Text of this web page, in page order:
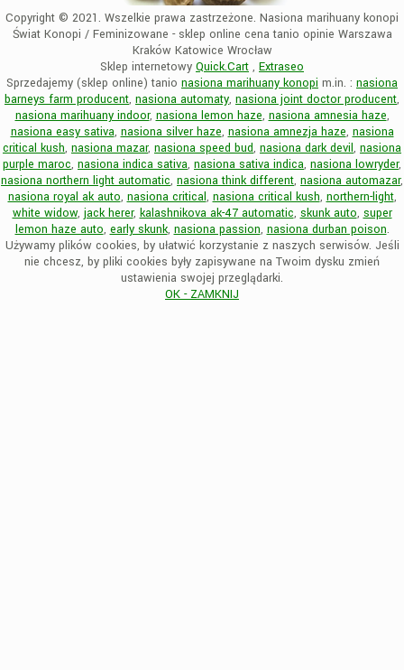
Copyright © 2021. Wszelkie prawa zastrzeżone. Nasiona marihuany konopi
Świat Konopi / Feminizowane - sklep online cena tanio opinie Warszawa
Kraków Katowice Wrocław
Sklep internetowy Quick.Cart , Extraseo
Sprzedajemy (sklep online) tanio nasiona marihuany konopi m.in. : nasiona
barneys farm producent, nasiona automaty, nasiona joint doctor producent,
nasiona marihuany indoor, nasiona lemon haze, nasiona amnesia haze,
nasiona easy sativa, nasiona silver haze, nasiona amnezja haze, nasiona
critical kush, nasiona mazar, nasiona speed bud, nasiona dark devil, nasiona
purple maroc, nasiona indica sativa, nasiona sativa indica, nasiona lowryder,
nasiona northern light automatic, nasiona think different, nasiona automazar,
nasiona royal ak auto, nasiona critical, nasiona critical kush, northern-light,
white widow, jack herer, kalashnikova ak-47 automatic, skunk auto, super
lemon haze auto, early skunk, nasiona passion, nasiona durban poison.
Używamy plików cookies, by ułatwić korzystanie z naszych serwisów. Jeśli
nie chcesz, by pliki cookies były zapisywane na Twoim dysku zmień
ustawienia swojej przeglądarki.
OK - ZAMKNIJ